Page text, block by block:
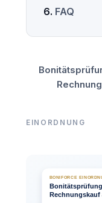
FAQ
EINORDNUNG